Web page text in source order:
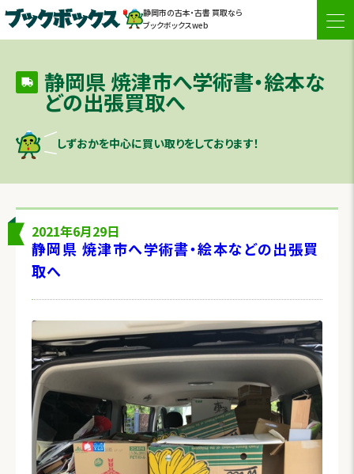
静岡市の古本・古書 買取なら
ブックボックスweb
静岡県 焼津市へ学術書・絵本な
どの出張買取へ
しずおかを中心に買い取りをしております！
2021年6月29日
静岡県 焼津市へ学術書・絵本などの出張買
取へ